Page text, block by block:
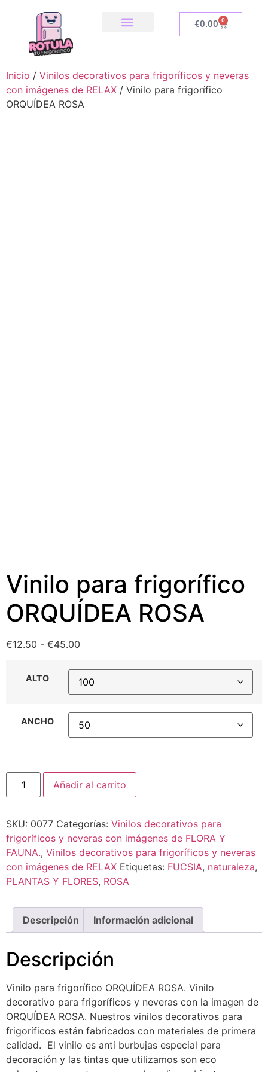
€0.00 0
Inicio / Vinilos decorativos para frigoríficos y neveras
con imágenes de RELAX / Vinilo para frigorífico
ORQUÍDEA ROSA
Vinilo para frigorífico
ORQUÍDEA ROSA
€12.50 - €45.00
ALTO
ANCHO
Añadir al carrito
SKU: 0077 Categorías: Vinilos decorativos para
frigoríficos y neveras con imágenes de FLORA Y
FAUNA., Vinilos decorativos para frigoríficos y neveras
con imágenes de RELAX Etiquetas: FUCSIA, naturaleza,
PLANTAS Y FLORES, ROSA
Descripción Información adicional
Descripción
Vinilo para frigorífico ORQUÍDEA ROSA. Vinilo
decorativo para frigoríficos y neveras con la imagen de
ORQUÍDEA ROSA. Nuestros vinilos decorativos para
frigoríficos están fabricados con materiales de primera
calidad. El vinilo es anti burbujas especial para
decoración y las tintas que utilizamos son eco